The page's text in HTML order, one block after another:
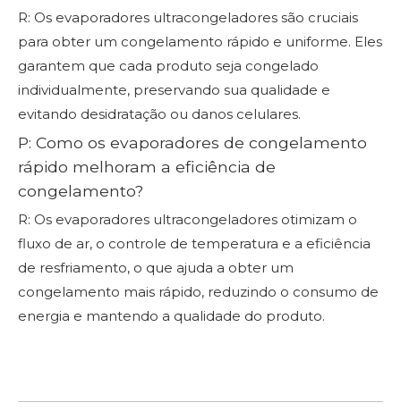
R: Os evaporadores ultracongeladores são cruciais
para obter um congelamento rápido e uniforme. Eles
garantem que cada produto seja congelado
individualmente, preservando sua qualidade e
evitando desidratação ou danos celulares.
P: Como os evaporadores de congelamento
rápido melhoram a eficiência de
congelamento?
R: Os evaporadores ultracongeladores otimizam o
fluxo de ar, o controle de temperatura e a eficiência
de resfriamento, o que ajuda a obter um
congelamento mais rápido, reduzindo o consumo de
energia e mantendo a qualidade do produto.